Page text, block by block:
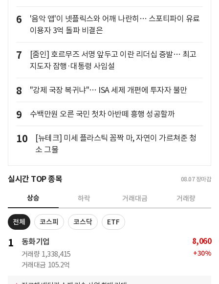
6
'음악 앱'이 넷플릭스와 어깨 나란히… 스포티파이 유료
이용자 3억 돌파 비결은
7
[줌인] 호르무즈 서명 앞두고 이란 리더십 증발… 최고
지도자 잠행·대통령 사임설
8 "강제 국장 복귀냐"… ISA 세제 개편에 투자자 불만
9 수백만원 오른 국민 첫차 아반떼 흥행 성공할까
10
[뉴테크] 미세 플라스틱 꼼짝 마, 자연이 가르쳐준 청
소 그물
실시간 TOP 종목 08.07 장마감
상승 하락 거래대금 거래량
전체 코스피 코스닥 ETF
1 동화기업
거래량 1,338,415
거래대금 105.2억
8,060
+30%